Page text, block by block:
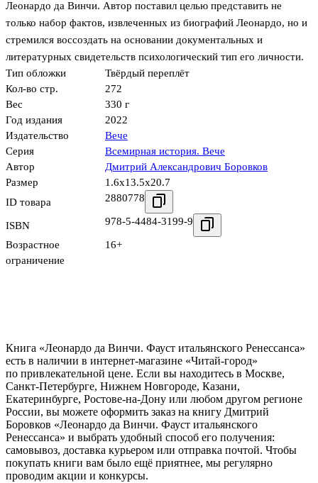
Леонардо да Винчи. Автор поставил целью представить не
только набор фактов, извлеченных из биографий Леонардо, но и
стремился воссоздать на основании документальных и
литературных свидетельств психологический тип его личности.
Тип обложки
Твёрдый переплёт
Кол-во стр.
272
Вес
330 г
Год издания
2022
Издательство
Вече
Серия
Всемирная история. Вече
Автор
Дмитрий Александрович Боровков
Размер
1.6x13.5x20.7
ID товара
2880778
ISBN 978-5-4484-3199-9
Возрастное
ограничение
16+
Книга «Леонардо да Винчи. Фауст итальянского Ренессанса»
есть в наличии в интернет-магазине «Читай-город»
по привлекательной цене. Если вы находитесь в Москве,
Санкт-Петербурге, Нижнем Новгороде, Казани,
Екатеринбурге, Ростове-на-Дону или любом другом регионе
России, вы можете оформить заказ на книгу Дмитрий
Боровков «Леонардо да Винчи. Фауст итальянского
Ренессанса» и выбрать удобный способ его получения:
самовывоз, доставка курьером или отправка почтой. Чтобы
покупать книги вам было ещё приятнее, мы регулярно
проводим акции и конкурсы.